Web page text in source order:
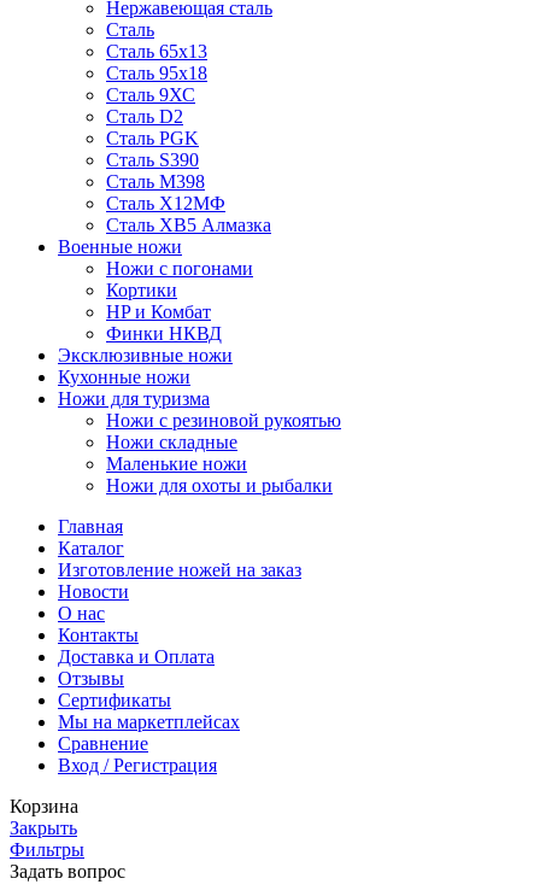
Нержавеющая сталь
Сталь
Сталь 65х13
Сталь 95х18
Сталь 9ХС
Сталь D2
Сталь PGK
Сталь S390
Сталь M398
Сталь Х12МФ
Сталь ХВ5 Алмазка
Военные ножи
Ножи с погонами
Кортики
HP и Комбат
Финки НКВД
Эксклюзивные ножи
Кухонные ножи
Ножи для туризма
Ножи с резиновой рукоятью
Ножи складные
Маленькие ножи
Ножи для охоты и рыбалки
Главная
Каталог
Изготовление ножей на заказ
Новости
О нас
Контакты
Доставка и Оплата
Отзывы
Сертификаты
Мы на маркетплейсах
Сравнение
Вход / Регистрация
Корзина
Закрыть
Фильтры
Задать вопрос